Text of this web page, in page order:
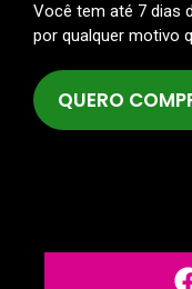
Você tem até 7 dias
por qualquer motivo
QUERO